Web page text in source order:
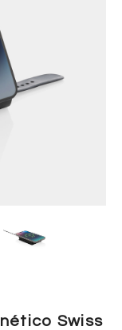
Swiss